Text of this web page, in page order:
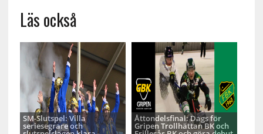
Läs också
SM-Slutspel: Villa
seriesegrare och
Åttondelsfinal: Dags för
Gripen Trollhättan BK och